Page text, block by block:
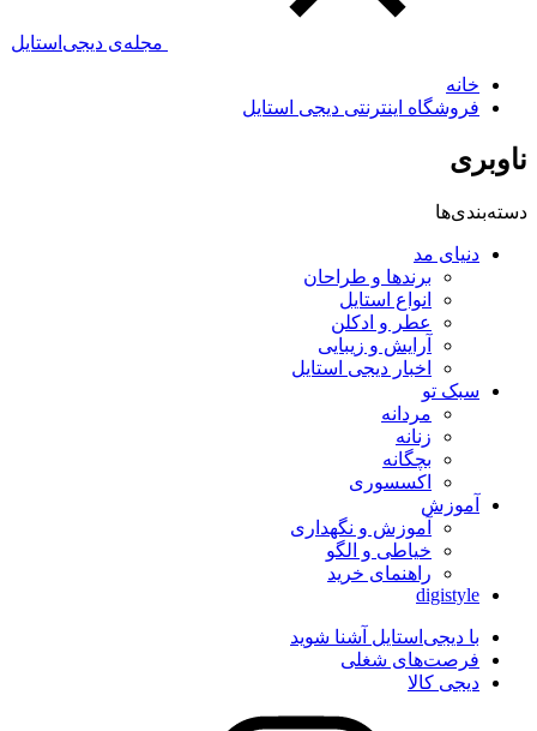
مجله‌ی دیجی‌استایل
خانه
فروشگاه اینترنتی دیجی استایل
ناوبری
دسته‌بندی‌ها
دنیای مد
برندها و طراحان
انواع استایل
عطر و ادکلن
آرایش و زیبایی
اخبار دیجی استایل
سبک تو
مردانه
زنانه
بچگانه
اکسسوری
آموزش
آموزش و نگهداری
خیاطی و الگو
راهنمای خرید
digistyle
با دیجی‌استایل آشنا شوید
فرصت‌های شغلی
دیجی کالا